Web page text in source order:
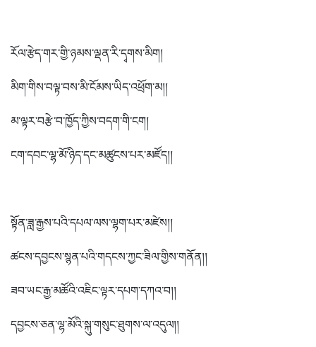
རོལ་རྩེད་གར་གྱི་ཉམས་ལྡན་རི་དྭགས་མིག།
མིག་གིས་བལྟ་བས་མི་ངོམས་ཡིད་འཕྲོག་མ།།
མ་ལྟར་བརྩེ་བ་ཁྱོད་ཀྱིས་བདག་གི་ངག།
ངག་དབང་ལྷ་མོ་ཉིད་དང་མཚུངས་པར་མཛོད།།
སྟོན་ཟླ་རྒྱས་པའི་དཔལ་ལས་ལྷག་པར་མཛེས།།
ཚངས་དབྱངས་སྙན་པའི་གདངས་ཀྱང་ཟིལ་གྱིས་གནོན།།
ཟབ་ཡང་རྒྱ་མཚོའི་འཇིང་ལྟར་དཔག་དཀའ་བ།།
དབྱངས་ཅན་ལྷ་མོའི་སྐུ་གསུང་ཐུགས་ལ་འདུལ།།